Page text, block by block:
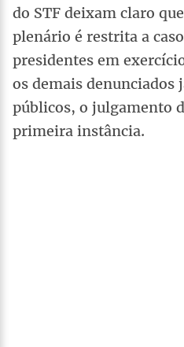
do STF deixam claro
plenário é restrita a
presidentes em
os demais denunciados
públicos, o julgamento
primeira instância.